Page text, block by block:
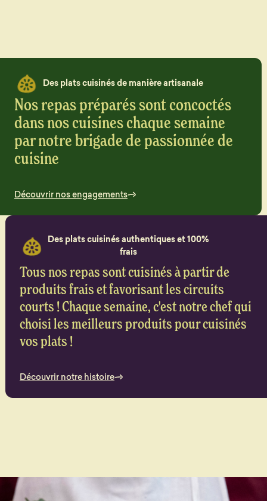
Des plats cuisinés de manière artisanale
Nos repas préparés sont concoctés
dans nos cuisines chaque semaine
par notre brigade de passionnée de
cuisine
Découvrir nos engagements
Des plats cuisinés authentiques et 100%
frais
Tous nos repas sont cuisinés à partir de
produits frais et favorisant les circuits
courts ! Chaque semaine, c'est notre chef qui
choisi les meilleurs produits pour cuisinés
vos plats !
Découvrir notre histoire